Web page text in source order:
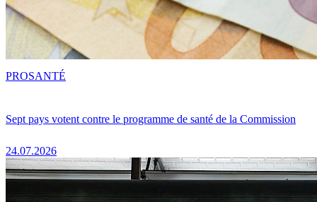
Sept pays votent contre le programme de santé de la Commission
24.07.2026
PROSANTÉ